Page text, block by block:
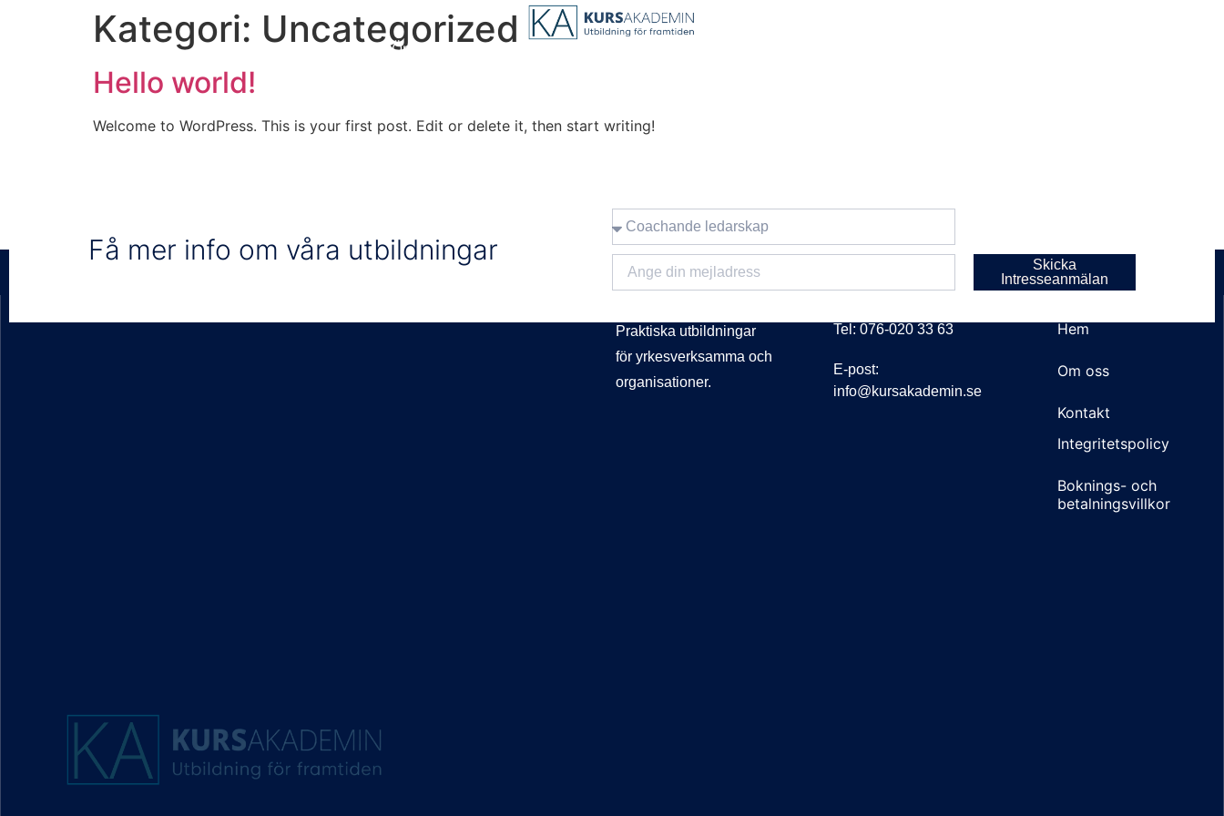
Hem Öppna kurser
Kategori: Uncategorized
Hello world!
Welcome to WordPress. This is your first post. Edit or delete it, then start writing!
Få mer info om våra utbildningar
Skicka
Intresseanmälan
Praktiska utbildningar
för yrkesverksamma och
organisationer.
Tel: 076-020 33 63
E-post:
info@kursakademin.se
Hem
Om oss
Kontakt
Integritetspolicy
Boknings- och
betalningsvillkor